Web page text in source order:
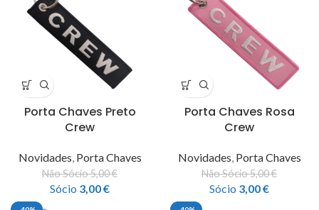
Porta Chaves Preto
Crew
Novidades, Porta Chaves
Não Sócio5,00€
Sócio 3,00€
Porta Chaves Rosa
Crew
Novidades, Porta Chaves
Não Sócio5,00€
Sócio 3,00€